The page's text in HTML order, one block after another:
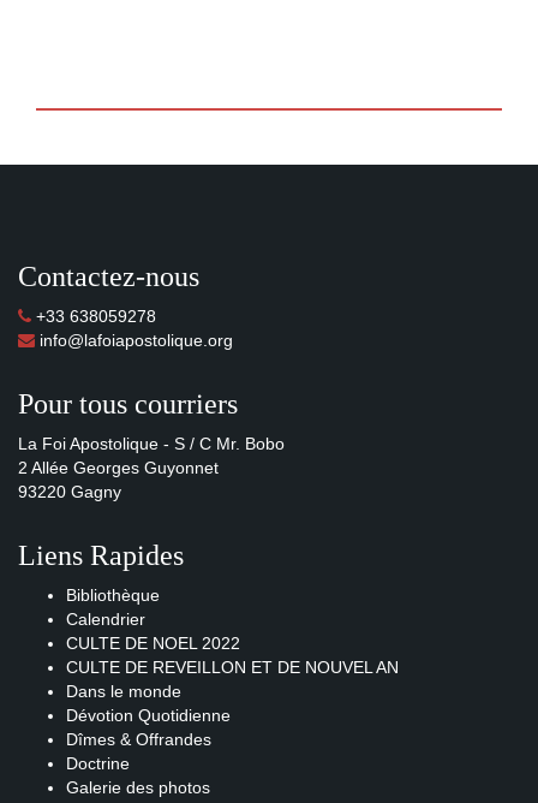
Contactez-nous
+33 638059278
info@lafoiapostolique.org
Pour tous courriers
La Foi Apostolique - S / C Mr. Bobo
2 Allée Georges Guyonnet
93220 Gagny
Liens Rapides
Bibliothèque
Calendrier
CULTE DE NOEL 2022
CULTE DE REVEILLON ET DE NOUVEL AN
Dans le monde
Dévotion Quotidienne
Dîmes & Offrandes
Doctrine
Galerie des photos